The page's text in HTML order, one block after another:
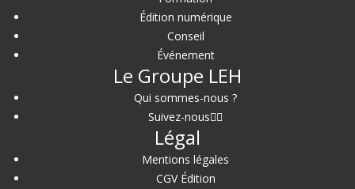
Édition numérique
Conseil
Événement
Le Groupe LEH
Qui sommes-nous ?
Suivez-nous
Légal
Mentions légales
CGV Édition